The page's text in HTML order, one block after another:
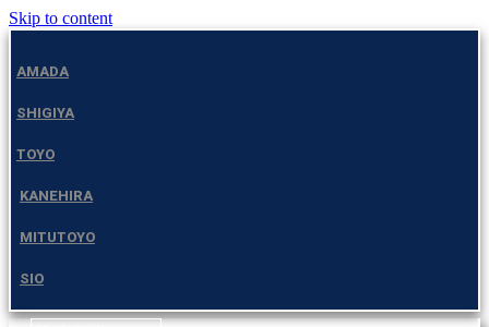
Skip to content
AMADA
SHIGIYA
TOYO
KANEHIRA
MITUTOYO
SIO